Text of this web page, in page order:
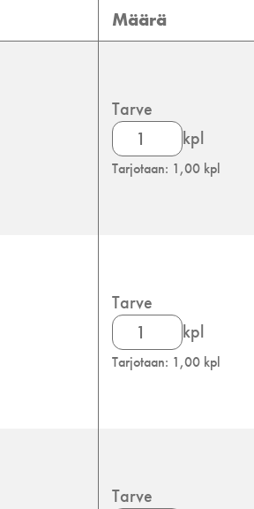
Määrä
Tarve
Inlook
Nova
HSS
kpl
Tarjotaan: 1,00 kpl
Tarve
Inlook
Nova
HSS
kpl
Tarjotaan: 1,00 kpl
Tarve